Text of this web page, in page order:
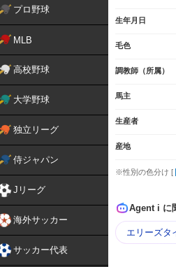
プロ野球
MLB
高校野球
大学野球
独立リーグ
侍ジャパン
Jリーグ
海外サッカー
サッカー代表
生年月日
毛色
調教師（所属）
馬主
生産者
産地
※性別の色分け [
Agent i に
エリーズタ